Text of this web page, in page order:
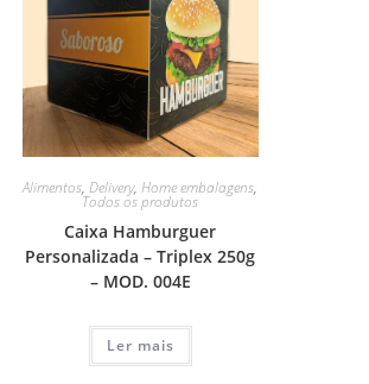
Alimentos,Delivery,Home embalagens,
Todos os produtos
Caixa Hamburguer
Personalizada – Triplex 250g
– MOD. 004E
Ler mais